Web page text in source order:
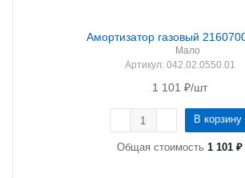
Амортизатор газовый
Мало
Артикул: 042.02.0550.01
1 101 ₽/шт
В корзину
Общая стоимость 1 101 ₽